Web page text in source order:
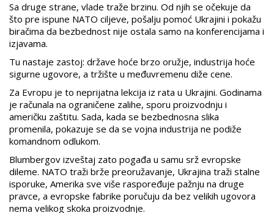
Sa druge strane, vlade traže brzinu. Od njih se očekuje da
što pre ispune NATO ciljeve, pošalju pomoć Ukrajini i pokažu
biračima da bezbednost nije ostala samo na konferencijama i
izjavama.
Tu nastaje zastoj: države hoće brzo oružje, industrija hoće
sigurne ugovore, a tržište u međuvremenu diže cene.
Za Evropu je to neprijatna lekcija iz rata u Ukrajini. Godinama
je računala na ograničene zalihe, sporu proizvodnju i
američku zaštitu. Sada, kada se bezbednosna slika
promenila, pokazuje se da se vojna industrija ne podiže
komandnom odlukom.
Blumbergov izveštaj zato pogađa u samu srž evropske
dileme. NATO traži brže preoružavanje, Ukrajina traži stalne
isporuke, Amerika sve više raspoređuje pažnju na druge
pravce, a evropske fabrike poručuju da bez velikih ugovora
nema velikog skoka proizvodnje.